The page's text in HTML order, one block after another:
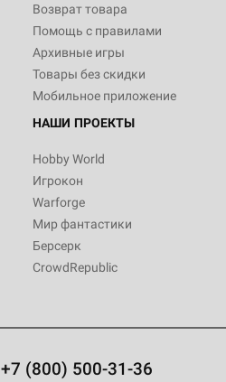
Возврат товара
Помощь с правилами
Архивные игры
Товары без скидки
Мобильное приложение
НАШИ ПРОЕКТЫ
Hobby World
Игрокон
Warforge
Мир фантастики
Берсерк
CrowdRepublic
+7 (800) 500-31-36